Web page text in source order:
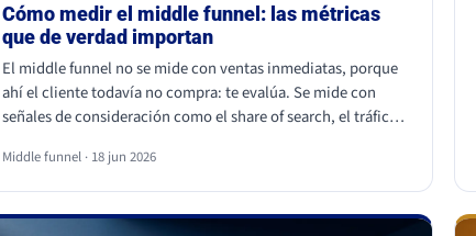
Cómo medir el middle funnel: las métricas
que de verdad importan
El middle funnel no se mide con ventas inmediatas, porque
ahí el cliente todavía no compra: te evalúa. Se mide con
señales de consideración como el share of search, el tráfico
y la calidad del lead (MQL a SQL). Las impresiones, los likes y
los seguidores no cuentan: son volumen, no preferencia.
Middle funnel · 18 jun 2026